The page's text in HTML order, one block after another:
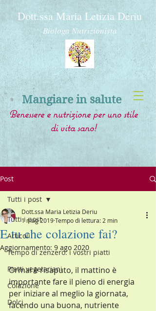
Dott.ssa Maria Letizia Deriu
Biologa Nutrizionista
Mangiare in salute
Benessere e nutrizione per uno stile
di vita sano!
Post
Tutti i post
Articoli
Tempo di zenzero: i vostri piatti
Piatti vegetariani
Colazione
Dolci
Tutti i post
E tu che colazione fai?
Dott.ssa Maria Letizia Deriu
1 mag 2019Tempo di lettura: 2 min
Aggiornamento: 9 ago 2020
Ormai è risaputo, il mattino è
importante fare il pieno di energia
per iniziare al meglio la giornata,
facendo una buona, nutriente